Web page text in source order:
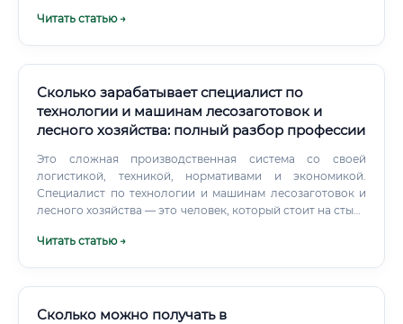
Что сможет ИИ: Автоматизировать рутинные задачи,
Читать статью →
Сколько зарабатывает специалист по
технологии и машинам лесозаготовок и
лесного хозяйства: полный разбор профессии
Это сложная производственная система со своей
логистикой, техникой, нормативами и экономикой.
Специалист по технологии и машинам лесозаготовок и
лесного хозяйства — это человек, который стоит на стыке
Читать статью →
Сколько можно получать в